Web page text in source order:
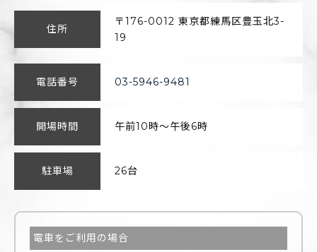
住所
〒176-0012 東京都練馬区豊玉北3-
19
電話番号 03-5946-9481
開場時間 午前10時～午後6時
駐車場 26台
電車をご利用の場合